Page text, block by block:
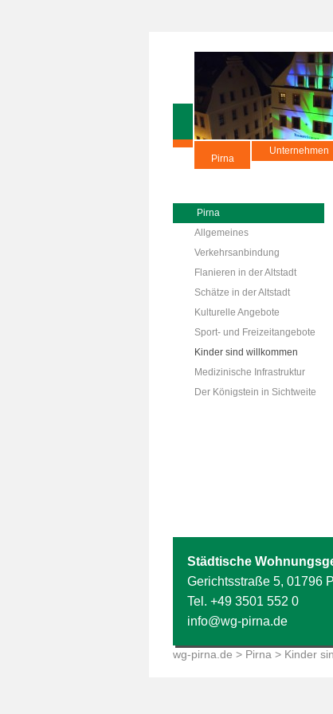
Pirna
Unternehmen
Pirna
Allgemeines
Verkehrsanbindung
Flanieren in der Altstadt
Schätze in der Altstadt
Kulturelle Angebote
Sport- und Freizeitangebote
Kinder sind willkommen
Medizinische Infrastruktur
Der Königstein in Sichtweite
Städtische
Gerichtsstraße 5, 01796
Tel. +49 3501 552 0
info@wg-pirna.de
wg-pirna.de > Pirna > Kinder